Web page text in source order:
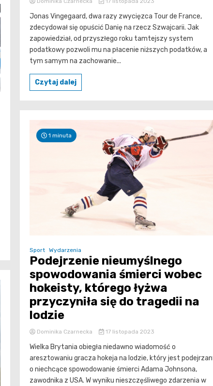
Jonas Vingegaard, dwa razy zwycięzca Tour de France,
zdecydował się opuścić Danię na rzecz Szwajcarii. Jak
zapowiedział, od przyszłego roku tamtejszy system
podatkowy pozwoli mu na płacenie niższych podatków, a
tym samym na zachowanie...
Czytaj dalej
1 minuta
Sport Wydarzenia
Podejrzenie nieumyślnego
spowodowania śmierci wobec
hokeisty, którego łyżwa
przyczyniła się do tragedii na
lodzie
Dominika Czarnecka 17 listopada 2023
Wielka Brytania obiegła niedawno wiadomość o
aresztowaniu gracza hokeja na lodzie, który jest
o niechcące spowodowanie śmierci Adama Johnsona,
zawodnika z USA. W wyniku nieszczęśliwego zdarzenia w